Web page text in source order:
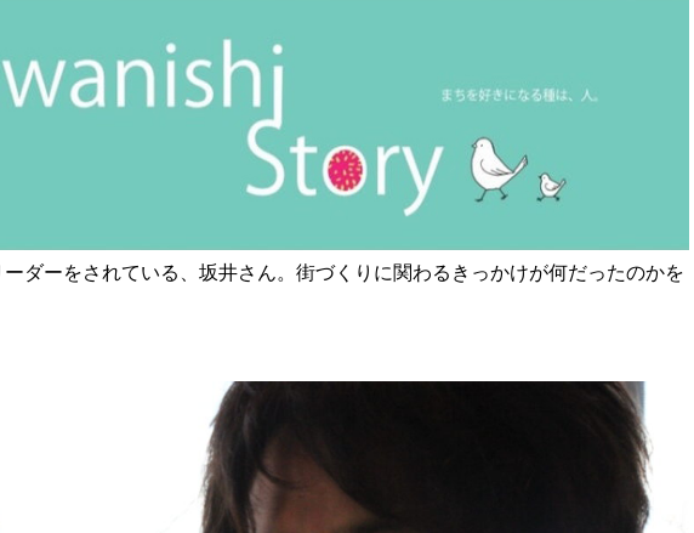
ダーをされている、坂井さん。街づくりに関わるきっかけが何だったのかを